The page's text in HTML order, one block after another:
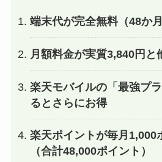
端末代が完全無料（48か
月額料金が実質3,840円と
楽天モバイルの「最強プ
るとさらにお得
楽天ポイントが毎月1,000
（合計48,000ポイント）